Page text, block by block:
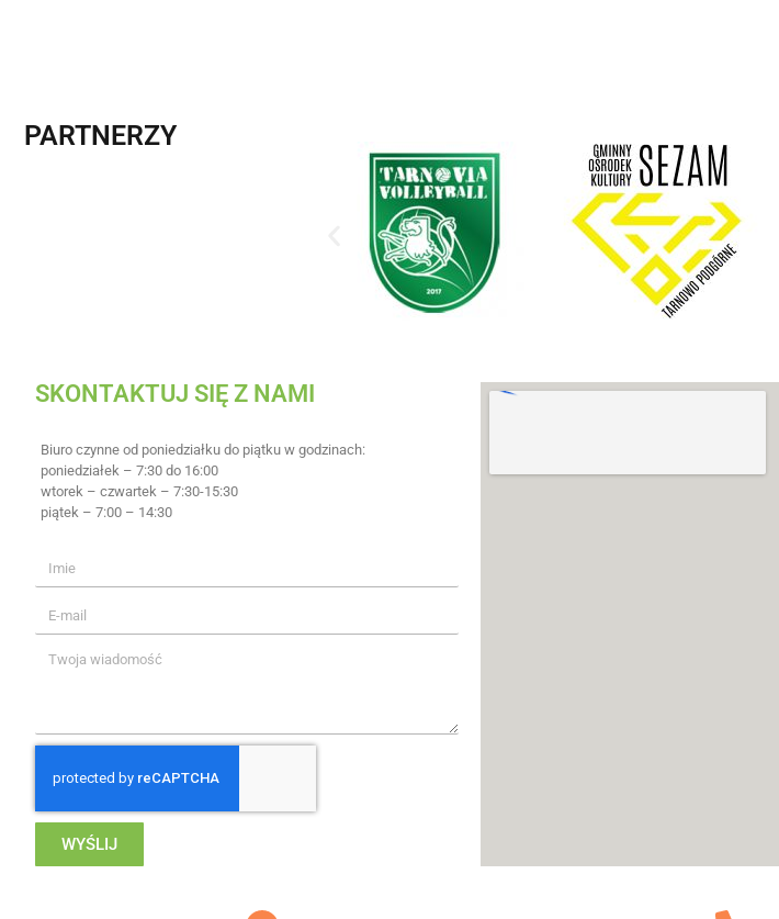
PARTNERZY
SKONTAKTUJ SIĘ Z NAMI
Biuro czynne od poniedziałku do piątku w godzinach:
poniedziałek – 7:30 do 16:00
wtorek – czwartek – 7:30-15:30
piątek – 7:00 – 14:30
WYŚLIJ